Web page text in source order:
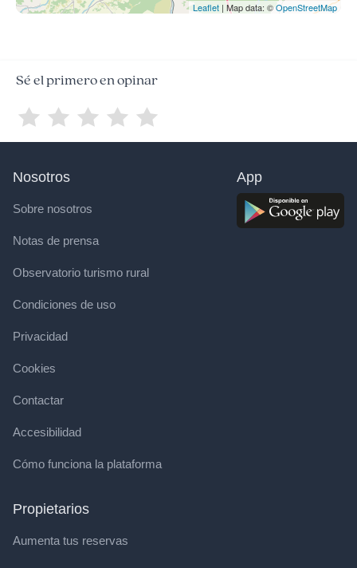
Leaflet | Map data: ©OpenStreetMap
Sé el primero en opinar
Nosotros
Sobre nosotros
Notas de prensa
Observatorio turismo rural
Condiciones de uso
Privacidad
Cookies
Contactar
Accesibilidad
Cómo funciona la plataforma
Propietarios
Aumenta tus reservas
App